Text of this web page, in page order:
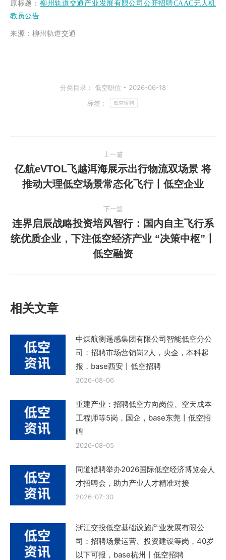
原标题 ： 柳州轨道交通产业发展有限公司公开招聘CAAC无人机
教员公告
来源：柳州轨道交通
分类目录： 低空职位
2026-06-18
标签：
低空招聘
章
导
航
上一篇
上
一
篇
文
章：
亿航eVTOL飞越洱海展示出行物流双场景 将
推动大理低空场景常态化飞行丨低空企业
下一篇
下
一
连界启辰战略投资培风智行：国内自主飞行系
统优质企业，下注低空经济产业 “决策中枢”丨
低空融资
相关文章
中煤航测遥感集团有限公司智能低空分公
司：招聘市场营销岗2人，央企，本科起
报，base西安丨低空招聘
2026-08-06
重建产业：招聘低空方向岗位、空天成本
工程师等5岗，国企，base东莞丨低空招
聘
2026-08-05
同道猎聘举办2026国际低空经济博览会人
才招聘会，助力产业人才精准对接
2026-07-30
浙江交投低空基础设施产业发展有限公
司：招聘场景运营、投资建设等岗，40岁
以下可报，base杭州丨低空招聘